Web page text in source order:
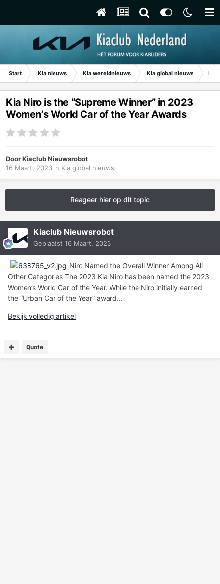
Start Kia nieuws Kia wereldnieuws Kia global nieuws Kia
Kia Niro is the “Supreme Winner” in 2023
Women’s World Car of the Year Awards
DoorKiaclub Nieuwsrobot
16 Maart, 2023 in Kia global nieuws
Reageer hier op dit topic
Kiaclub Nieuwsrobot
Geplaatst 16 Maart, 2023
Niro Named the Overall Winner Among All
Other Categories The 2023 Kia Niro has been named the 2023
Women’s World Car of the Year. While the Niro initially earned
the “Urban Car of the Year” award...
Bekijk volledig artikel
Quote